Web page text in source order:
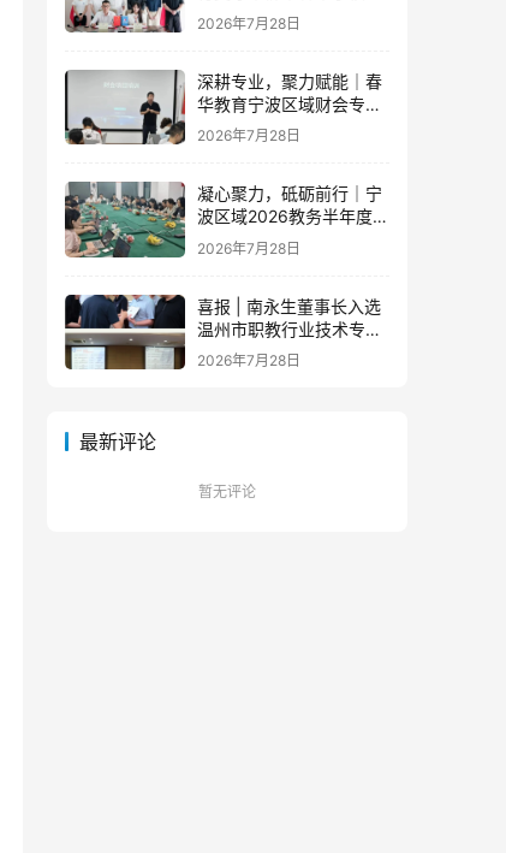
人民电器集团成功签订战
略合作协议
2026年7月28日
深耕专业，聚力赋能｜春
华教育宁波区域财会专项
落地培训即将开启！
2026年7月28日
凝心聚力，砥砺前行｜宁
波区域2026教务半年度工
作会议圆满落幕，学管团
队蓄力新征程
2026年7月28日
喜报 | 南永生董事长入选
温州市职教行业技术专家
库！
2026年7月28日
最新评论
暂无评论